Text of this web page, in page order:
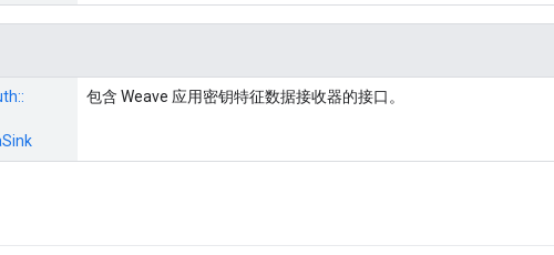
包含 Weave 应用密钥特征数据接收器的接口。